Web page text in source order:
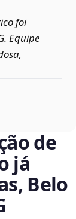
foi
Equipe
de
já
Belo